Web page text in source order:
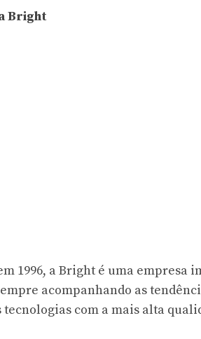
Bright
1996, a Bright é uma
acompanhando as
tecnologias com a mais alta